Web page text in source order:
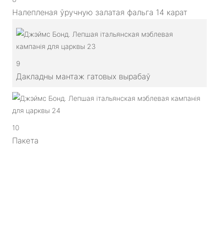
Налепленая ўручную залатая фальга 14 карат
9
Дакладны мантаж гатовых вырабаў
10
Пакета